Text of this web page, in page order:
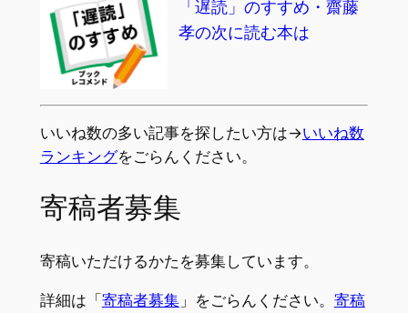
「遅読」のすすめ・齋藤
孝の次に読む本は
いいね数の多い記事を探したい方は→いいね数
ランキングをごらんください。
寄稿者募集
寄稿いただけるかたを募集しています。
詳細は「寄稿者募集」をごらんください。 寄稿